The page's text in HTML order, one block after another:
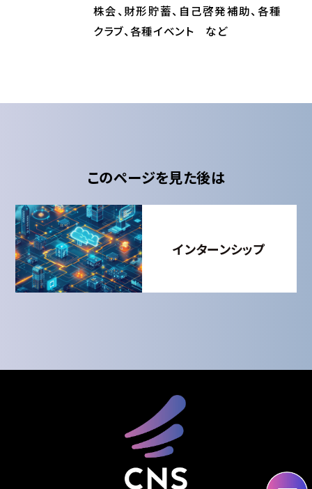
株会、財形貯蓄、自己啓発補助、各種
クラブ、各種イベント など
このページを見た後は
インターンシップ